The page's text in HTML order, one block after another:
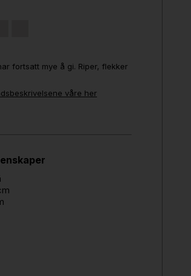
fortsatt mye å gi. Riper, flekker
våre her